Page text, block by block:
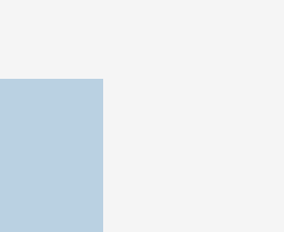
При проведения
относительно
в ситуациях, когда…